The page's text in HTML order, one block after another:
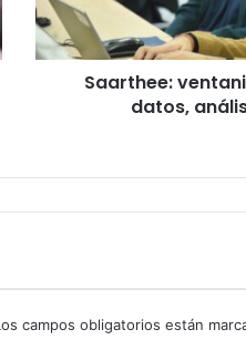
y
más
Saarthee:
datos,
campos obligatorios están